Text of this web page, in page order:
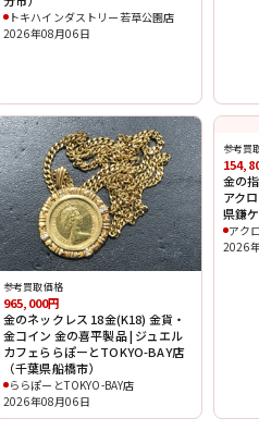
トキハインダストリー若草公園店
2026年08月06日
参考買取価格
965,000円
金のネックレス 18金(K18) 金貨・
金コイン 金の喜平製品 | ジュエル
カフェららぽーとTOKYO-BAY店
（千葉県船橋市）
ららぽーとTOKYO-BAY店
2026年08月06日
参考買
金の
アク
県鎌ケ
アク
2026